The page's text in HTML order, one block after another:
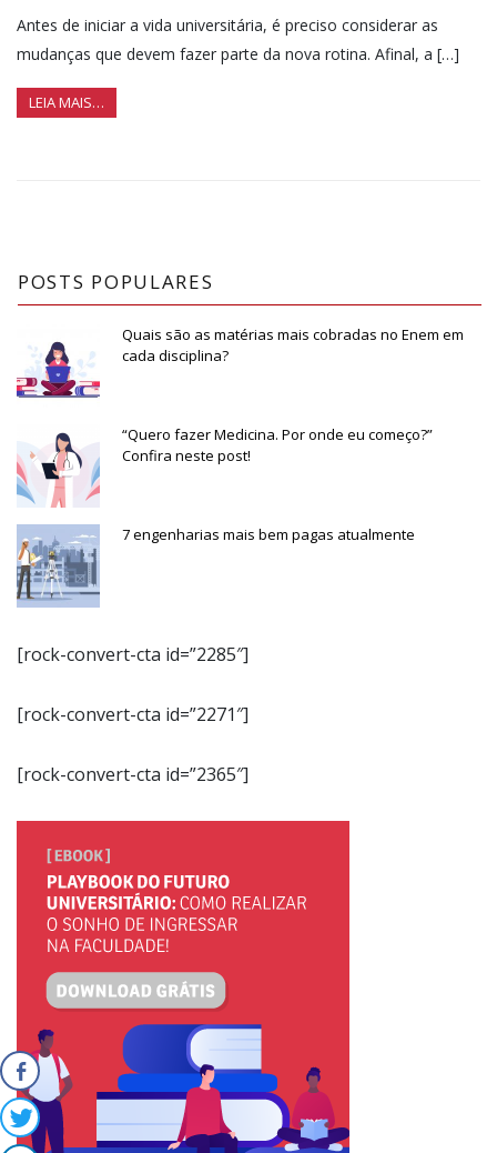
Antes de iniciar a vida universitária, é preciso considerar as
mudanças que devem fazer parte da nova rotina. Afinal, a […]
LEIA MAIS…
POSTS POPULARES
Quais são as matérias mais cobradas no Enem em
cada disciplina?
“Quero fazer Medicina. Por onde eu começo?”
Confira neste post!
7 engenharias mais bem pagas atualmente
[rock-convert-cta id=”2285″]
[rock-convert-cta id=”2271″]
[rock-convert-cta id=”2365″]